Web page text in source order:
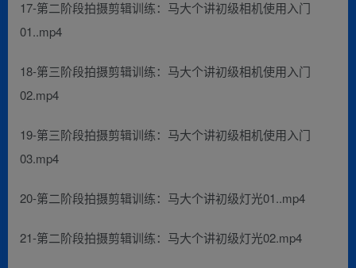
17-第二阶段拍摄剪辑训练：马大个讲初级相机使用入门
01..mp4
18-第三阶段拍摄剪辑训练：马大个讲初级相机使用入门
02.mp4
19-第三阶段拍摄剪辑训练：马大个讲初级相机使用入门
03.mp4
20-第二阶段拍摄剪辑训练：马大个讲初级灯光01..mp4
21-第二阶段拍摄剪辑训练：马大个讲初级灯光02.mp4